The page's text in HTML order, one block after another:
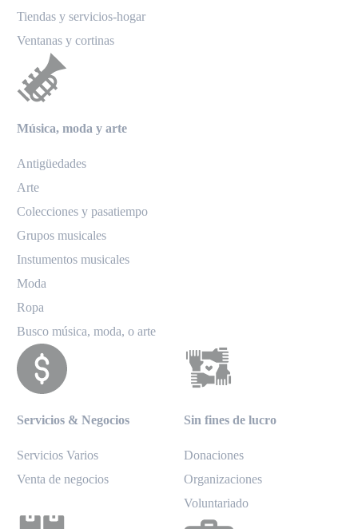
Tiendas y servicios-hogar
Ventanas y cortinas
Música, moda y arte
Antigüedades
Arte
Colecciones y pasatiempo
Grupos musicales
Instumentos musicales
Moda
Ropa
Busco música, moda, o arte
Servicios & Negocios
Servicios Varios
Venta de negocios
Sin fines de lucro
Donaciones
Organizaciones
Voluntariado